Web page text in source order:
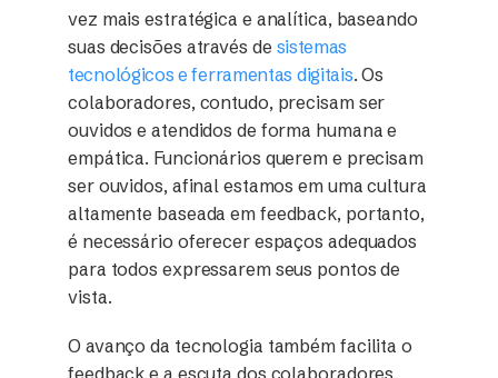
vez mais estratégica e analítica, baseando
suas decisões através de sistemas
tecnológicos e ferramentas digitais. Os
colaboradores, contudo, precisam ser
ouvidos e atendidos de forma humana e
empática. Funcionários querem e precisam
ser ouvidos, afinal estamos em uma cultura
altamente baseada em feedback, portanto,
é necessário oferecer espaços adequados
para todos expressarem seus pontos de
vista.
O avanço da tecnologia também facilita o
feedback e a escuta dos colaboradores.